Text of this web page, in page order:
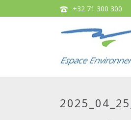
+32 71 300 300